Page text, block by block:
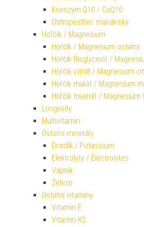
Koenzym Q10 / CoQ10
Ostropestřec mariánský
Hořčík / Magnesium
Hořčík / Magnesium ostatní
Hořčík Bisglycinát /
Hořčík citrát / Magnesium
Hořčík malát / Magnesium
Hořčík treonát / Magnesium
Longevity
Multivitamin
Ostatní minerály
Draslík / Potassium
Elektrolyty / Electrolytes
Vápník
Železo
Ostatní vitamíny
Vitamin E
Vitamin K2